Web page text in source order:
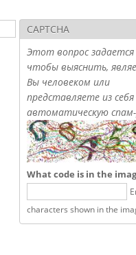
Поиск
CAPTCHA
Этот вопрос задается
чтобы выяснить,
Вы человеком или
представляете из себя
автоматическую спам-
What code is in the
characters shown in the